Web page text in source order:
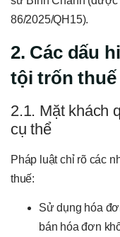
86/2025/QH15).
2. Các dấu
tội trốn thuế
2.1. Mặt khách
cụ thể
Pháp luật chỉ rõ các
thuế:
Sử dụng hóa
bán hóa đơn